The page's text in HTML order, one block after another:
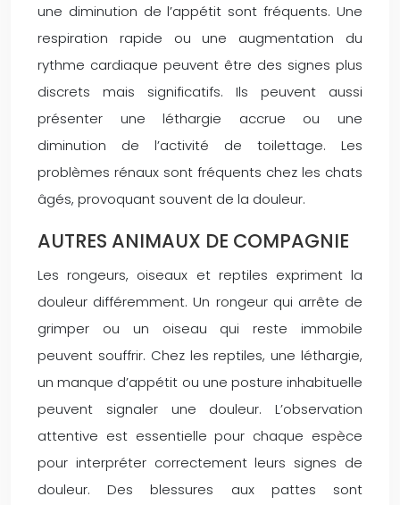
une diminution de l’appétit sont fréquents. Une
respiration rapide ou une augmentation du
rythme cardiaque peuvent être des signes plus
discrets mais significatifs. Ils peuvent aussi
présenter une léthargie accrue ou une
diminution de l’activité de toilettage. Les
problèmes rénaux sont fréquents chez les chats
âgés, provoquant souvent de la douleur.
AUTRES ANIMAUX DE COMPAGNIE
Les rongeurs, oiseaux et reptiles expriment la
douleur différemment. Un rongeur qui arrête de
grimper ou un oiseau qui reste immobile
peuvent souffrir. Chez les reptiles, une léthargie,
un manque d’appétit ou une posture inhabituelle
peuvent signaler une douleur. L’observation
attentive est essentielle pour chaque espèce
pour interpréter correctement leurs signes de
douleur. Des blessures aux pattes sont